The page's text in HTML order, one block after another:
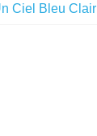
Ciel Bleu